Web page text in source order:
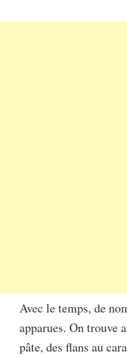
Avec le temps, de
apparues. On trouve
pâte, des flans au